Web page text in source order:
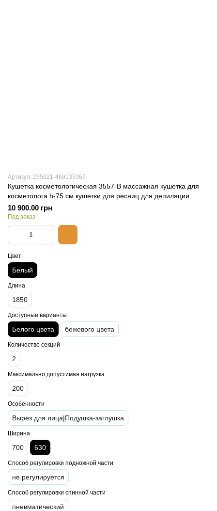
Артикул: 255021-469135367
Кушетка косметологическая 3557-В массажная кушетка для
косметолога h-75 см кушетки для ресниц для депиляции
10 900.00 грн
Под заказ
Цвет
Белый
Длина
1850
Доступные варианты
Белого цвета бежевого цвета
Количество секций
2
Максимально допустимая нагрузка
200
Особенности
Вырез для лица|Подушка-заглушка
Ширина
700 630
Способ регулировки подножной части
не регулируется
Способ регулировки спинной части
пневматический